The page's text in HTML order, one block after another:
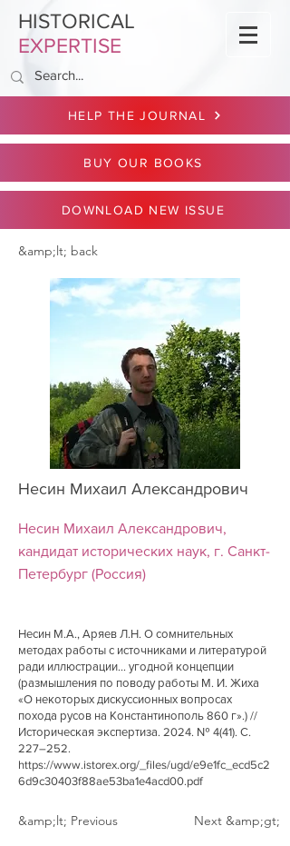
HISTORICAL
EXPERTISE
HELP THE JOURNAL
BUY OUR BOOKS
DOWNLOAD NEW ISSUE
&amp;lt; back
Несин Михаил Александрович
Несин Михаил Александрович,
кандидат исторических наук, г. Санкт-
Петербург (Россия)
Несин М.А., Аряев Л.Н. О сомнительных
методах работы с источниками и литературой
ради иллюстрации... угодной концепции
(размышления по поводу работы М. И. Жиха
«О некоторых дискуссионных вопросах
похода русов на Константинополь 860 г».) //
Историческая экспертиза. 2024. № 4(41). С.
227–252.
https://www.istorex.org/_files/ugd/e9e1fc_ecd5c2
6d9c30403f88ae53ba1e4acd00.pdf
&amp;lt; Previous Next &amp;gt;